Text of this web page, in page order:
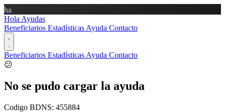
ha
Hola Ayudas
Beneficiarios Estadísticas Ayuda Contacto
Beneficiarios Estadísticas Ayuda Contacto
😕
No se pudo cargar la ayuda
Codigo BDNS: 455884